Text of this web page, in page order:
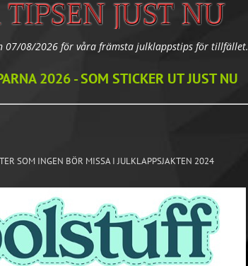
07/08/2026 för våra främsta julklappstips för tillfället.
2026 - SOM STICKER UT JUST NU
SOM INGEN BÖR MISSA I JULKLAPPSJAKTEN 2024